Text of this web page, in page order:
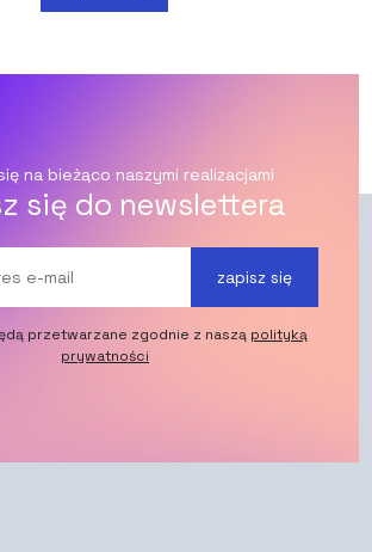
na bieżąco naszymi realizacjami
się do newslettera
zapisz się
przetwarzane zgodnie z naszą polityką
prywatności